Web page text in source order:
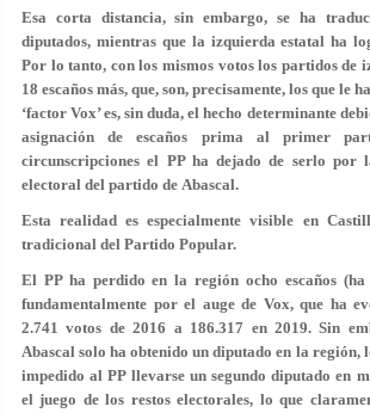
Esa corta distancia, sin embargo, se ha
diputados, mientras que la izquierda estatal ha
Por lo tanto, con los mismos votos los partidos de
18 escaños más, que, son, precisamente, los que le
‘factor Vox’ es, sin duda, el hecho determinante
asignación de escaños prima al primer
circunscripciones el PP ha dejado de serlo por
electoral del partido de Abascal.
Esta realidad es especialmente visible en
tradicional del Partido Popular.
El PP ha perdido en la región ocho escaños
fundamentalmente por el auge de Vox, que ha
2.741 votos de 2016 a 186.317 en 2019. Sin
Abascal solo ha obtenido un diputado en la región,
impedido al PP llevarse un segundo diputado en
el juego de los restos electorales, lo que